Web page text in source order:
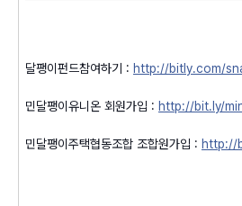
달팽이펀드참여하기 : http://bitly.com/
민달팽이유니온 회원가입 : http://bit.ly/
민달팽이주택협동조합 조합원가입 : http://